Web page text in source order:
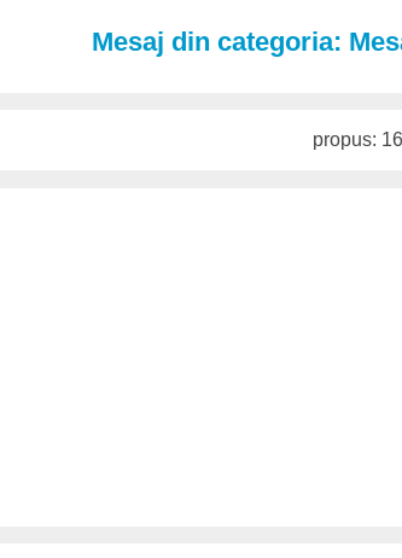
Mesaj din categoria:
propus: